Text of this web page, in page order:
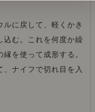
に戻して、軽くかき
込む。これを何度か繰
を使って成形する。
ナイフで切れ目を入